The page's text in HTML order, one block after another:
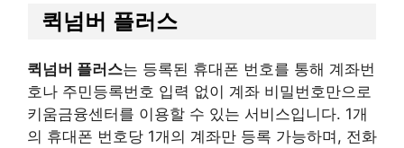
퀵넘버 플러스
퀵넘버 플러스는 등록된 휴대폰 번호를 통해 계좌번
호나 주민등록번호 입력 없이 계좌 비밀번호만으로
키움금융센터를 이용할 수 있는 서비스입니다. 1개
의 휴대폰 번호당 1개의 계좌만 등록 가능하며, 전화